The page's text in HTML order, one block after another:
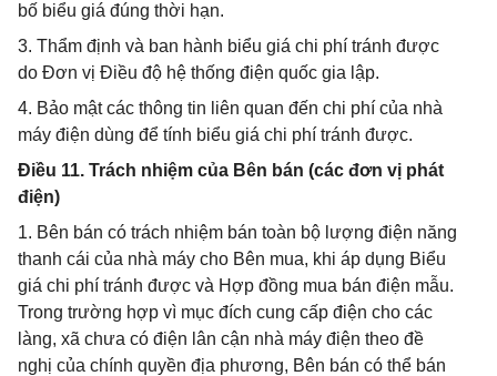
bố biểu giá đúng thời hạn.
3. Thẩm định và ban hành biểu giá chi phí tránh được
do Đơn vị Điều độ hệ thống điện quốc gia lập.
4. Bảo mật các thông tin liên quan đến chi phí của nhà
máy điện dùng để tính biểu giá chi phí tránh được.
Điều 11. Trách nhiệm của Bên bán (các đơn vị phát
điện)
1. Bên bán có trách nhiệm bán toàn bộ lượng điện năng
thanh cái của nhà máy cho Bên mua, khi áp dụng Biểu
giá chi phí tránh được và Hợp đồng mua bán điện mẫu.
Trong trường hợp vì mục đích cung cấp điện cho các
làng, xã chưa có điện lân cận nhà máy điện theo đề
nghị của chính quyền địa phương, Bên bán có thể bán